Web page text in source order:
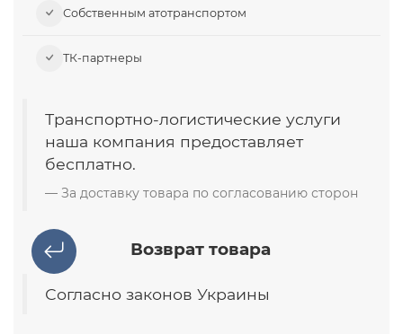
Собственным атотранспортом
ТК-партнеры
Транспортно-логистические услуги
наша компания предоставляет
бесплатно.
За доставку товара по согласованию сторон
Возврат товара
Согласно законов Украины